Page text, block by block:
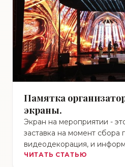
Памятка
экраны.
Экран на мероприятии -
заставка на момент сбора
видеодекорация, и
художественные ролики, и
ЧИТАТЬ СТАТЬЮ